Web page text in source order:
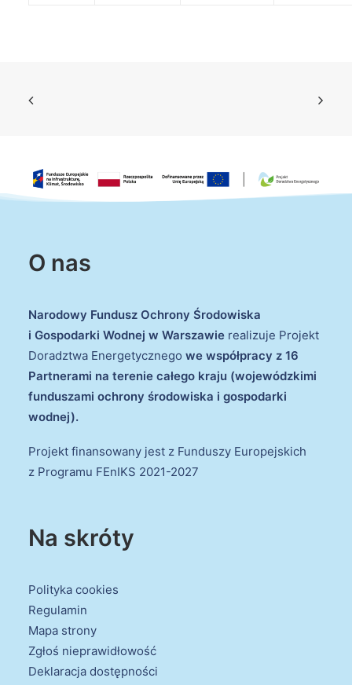
O nas
Narodowy Fundusz Ochrony Środowiska
i Gospodarki Wodnej w Warszawie realizuje Projekt
Doradztwa Energetycznego we współpracy z 16
Partnerami na terenie całego kraju (wojewódzkimi
funduszami ochrony środowiska i gospodarki
wodnej).
Projekt finansowany jest z Funduszy Europejskich
z Programu FEnIKS 2021-2027
Na skróty
Polityka cookies
Regulamin
Mapa strony
Zgłoś nieprawidłowość
Deklaracja dostępności